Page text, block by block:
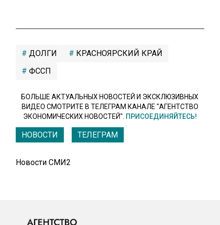
ДОЛГИ
КРАСНОЯРСКИЙ КРАЙ
ФССП
БОЛЬШЕ АКТУАЛЬНЫХ НОВОСТЕЙ И ЭКСКЛЮЗИВНЫХ
ВИДЕО СМОТРИТЕ В ТЕЛЕГРАМ КАНАЛЕ "АГЕНТСТВО
ЭКОНОМИЧЕСКИХ НОВОСТЕЙ". ПРИСОЕДИНЯЙТЕСЬ!
НОВОСТИ ТЕЛЕГРАМ
Новости СМИ2